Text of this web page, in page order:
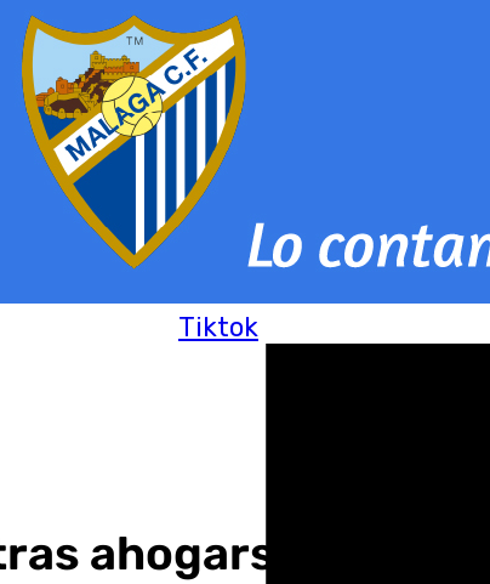
Tiktok
ahogarse en una